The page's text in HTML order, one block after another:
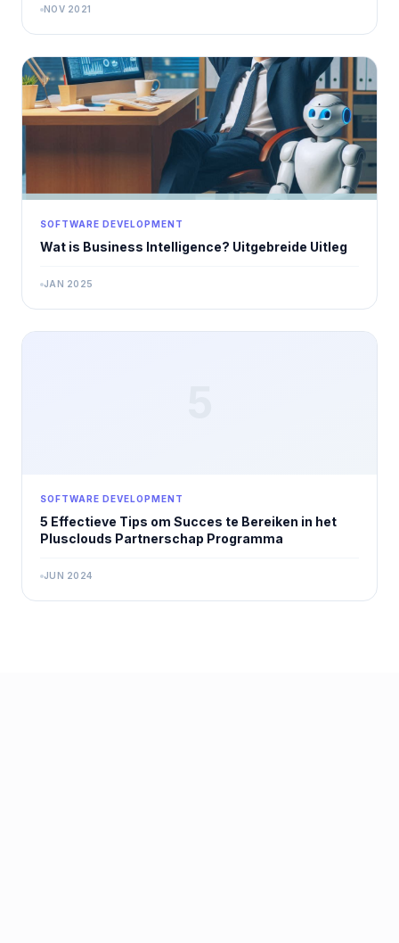
NOV 2021
SOFTWARE DEVELOPMENT
Wat is Business Intelligence? Uitgebreide Uitleg
JAN 2025
SOFTWARE DEVELOPMENT
5 Effectieve Tips om Succes te Bereiken in het
Plusclouds Partnerschap Programma
JUN 2024